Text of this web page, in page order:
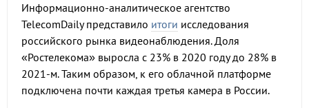
Информационно-аналитическое агентство
TelecomDaily представило итоги исследования
российского рынка видеонаблюдения. Доля
«Ростелекома» выросла с 23% в 2020 году до 28% в
2021-м. Таким образом, к его облачной платформе
подключена почти каждая третья камера в России.